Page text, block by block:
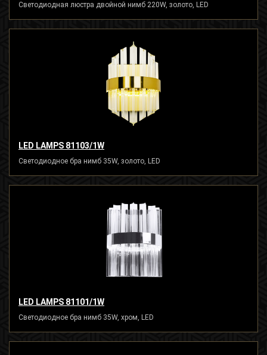
Светодиодная люстра двойной нимб 220W, золото, LED
LED LAMPS 81103/1W
Светодиодное бра нимб 35W, золото, LED
LED LAMPS 81101/1W
Светодиодное бра нимб 35W, хром, LED